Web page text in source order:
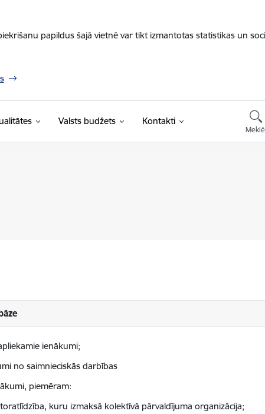
papildus šajā vietnē var tikt izmantotas statistikas un
Valsts budžets Kontakti
ienākumi;
no saimnieciskās darbības
piemēram:
kuru izmaksā kolektīvā pārvaldījuma organizācija;